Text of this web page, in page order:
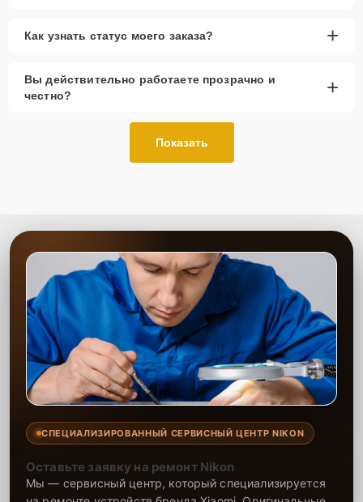
Как узнать статус моего заказа? +
Вы действительно работаете прозрачно и
честно?
+
Показать
СПЕЦИАЛИЗИРОВАННЫЙ СЕРВИСНЫЙ ЦЕНТР NIKON
Оставьте заявку на ремонт Nikon
Мы — сервисный центр, который специализируется